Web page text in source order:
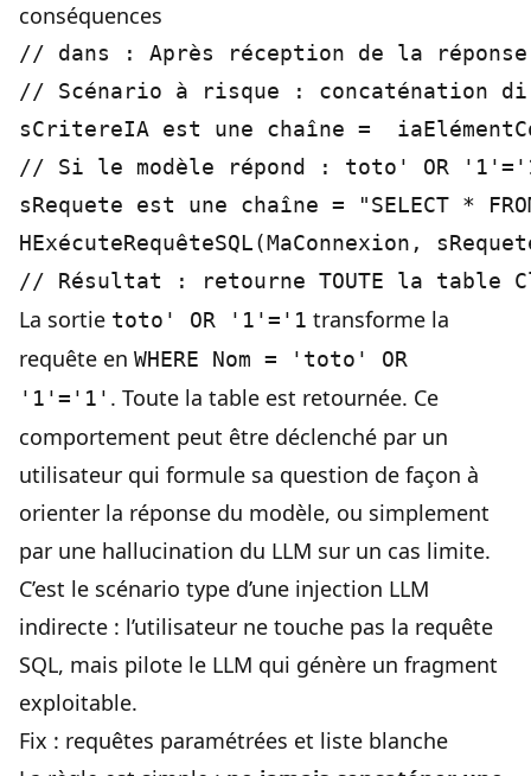
conséquences
// dans : Après réception de la réponse
// Scénario à risque : concaténation
sCritereIA est une chaîne =
// Si le modèle répond : toto' OR
sRequete est une chaîne = "SELECT *
HExécuteRequêteSQL(MaConnexion,
La sortie toto' OR '1'='1 transforme la
requête en WHERE Nom = 'toto' OR
'1'='1' . Toute la table est retournée. Ce
comportement peut être déclenché par un
utilisateur qui formule sa question de façon à
orienter la réponse du modèle, ou simplement
par une hallucination du LLM sur un cas limite.
C’est le scénario type d’une injection LLM
indirecte : l’utilisateur ne touche pas la requête
SQL, mais pilote le LLM qui génère un fragment
exploitable.
Fix : requêtes paramétrées et liste blanche